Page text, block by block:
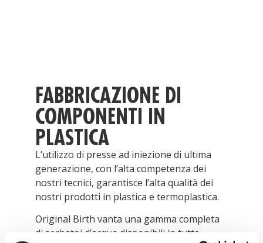
FABBRICAZIONE DI
COMPONENTI IN
PLASTICA
L’utilizzo di presse ad iniezione di ultima
generazione, con l’alta competenza dei
nostri tecnici, garantisce l’alta qualità dei
nostri prodotti in plastica e termoplastica.
Original Birth vanta una gamma completa
di serbatoi d’acqua disponibili in tutta